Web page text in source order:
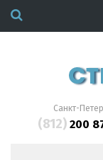
Санкт-
(812) 200